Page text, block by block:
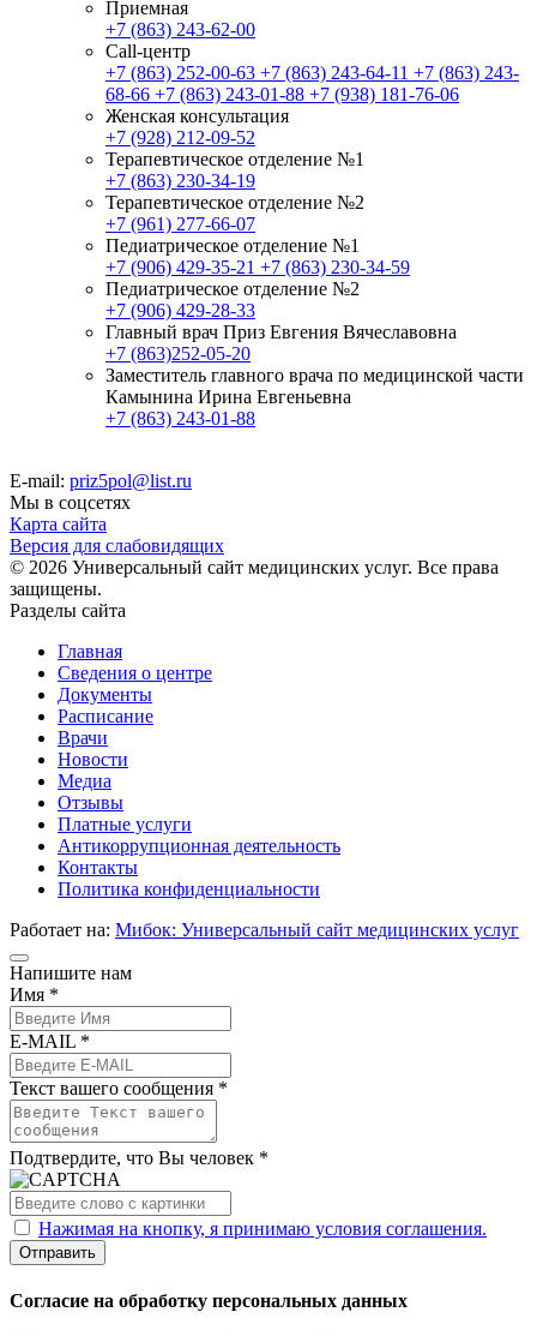
Приемная
+7 (863) 243-62-00
Call-центр
+7 (863) 252-00-63 +7 (863) 243-64-11 +7 (863) 243-
68-66 +7 (863) 243-01-88 +7 (938) 181-76-06
Женская консультация
+7 (928) 212-09-52
Терапевтическое отделение №1
+7 (863) 230-34-19
Терапевтическое отделение №2
+7 (961) 277-66-07
Педиатрическое отделение №1
+7 (906) 429-35-21 +7 (863) 230-34-59
Педиатрическое отделение №2
+7 (906) 429-28-33
Главный врач Приз Евгения Вячеславовна
+7 (863)252-05-20
Заместитель главного врача по медицинской части
Камынина Ирина Евгеньевна
+7 (863) 243-01-88
E-mail: priz5pol@list.ru
Мы в соцсетях
Карта сайта
Версия для слабовидящих
© 2026 Универсальный сайт медицинских услуг. Все права
защищены.
Разделы сайта
Главная
Сведения о центре
Документы
Расписание
Врачи
Новости
Медиа
Отзывы
Платные услуги
Антикоррупционная деятельность
Контакты
Политика конфиденциальности
Работает на: Мибок: Универсальный сайт медицинских услуг
Напишите нам
Имя *
E-MAIL *
Текст вашего сообщения *
Подтвердите, что Вы человек *
Нажимая на кнопку, я принимаю условия соглашения.
Отправить
Согласие на обработку персональных данных